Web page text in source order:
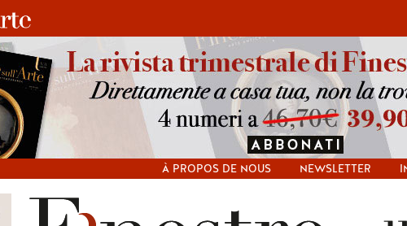
À PROPOS DE NOUS NEWSLETTER